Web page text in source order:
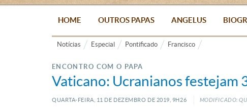
HOME OUTROS PAPAS ANGELUS
Notícias Especial Pontificado Francisco
ENCONTRO COM O PAPA
Vaticano: Ucranianos festejam
QUARTA-FEIRA, 11 DE DEZEMBRO DE 2019, 9H26 MODIFICADO: